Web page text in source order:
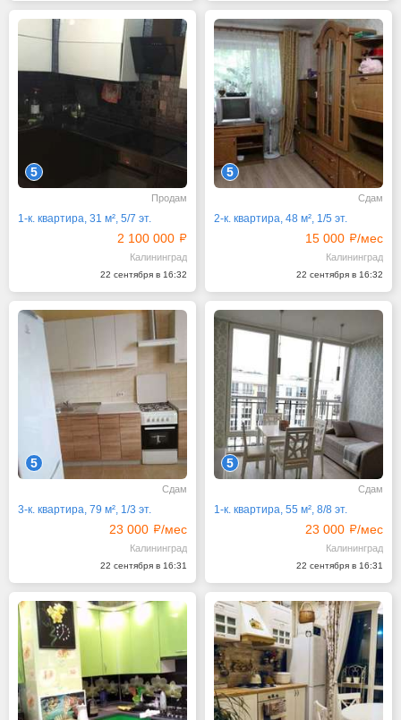
5
Продам
1-к. квартира, 31 м², 5/7 эт.
2 100 000
Калининград
22 сентября в 16:32
5
Сдам
2-к. квартира, 48 м², 1/5 эт.
15 000 /мес
Калининград
22 сентября в 16:32
5
Сдам
3-к. квартира, 79 м², 1/3 эт.
23 000 /мес
Калининград
22 сентября в 16:31
5
Сдам
1-к. квартира, 55 м², 8/8 эт.
23 000 /мес
Калининград
22 сентября в 16:31